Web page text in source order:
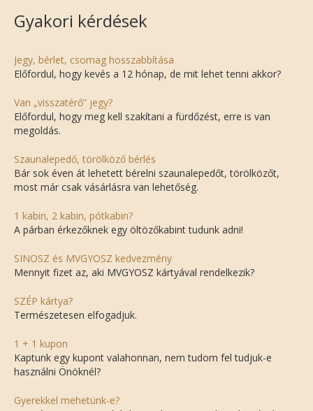
Gyakori kérdések
Jegy, bérlet, csomag hosszabbítása
Előfordul, hogy kevés a 12 hónap, de mit lehet tenni akkor?
Van „visszatérő” jegy?
Előfordul, hogy meg kell szakítani a fürdőzést, erre is van
megoldás.
Szaunalepedő, törölköző bérlés
Bár sok éven át lehetett bérelni szaunalepedőt, törölközőt,
most már csak vásárlásra van lehetőség.
1 kabin, 2 kabin, pótkabin?
A párban érkezőknek egy öltözőkabint tudunk adni!
SINOSZ és MVGYOSZ kedvezmény
Mennyit fizet az, aki MVGYOSZ kártyával rendelkezik?
SZÉP kártya?
Természetesen elfogadjuk.
1 + 1 kupon
Kaptunk egy kupont valahonnan, nem tudom fel tudjuk-e
használni Önöknél?
Gyerekkel mehetünk-e?